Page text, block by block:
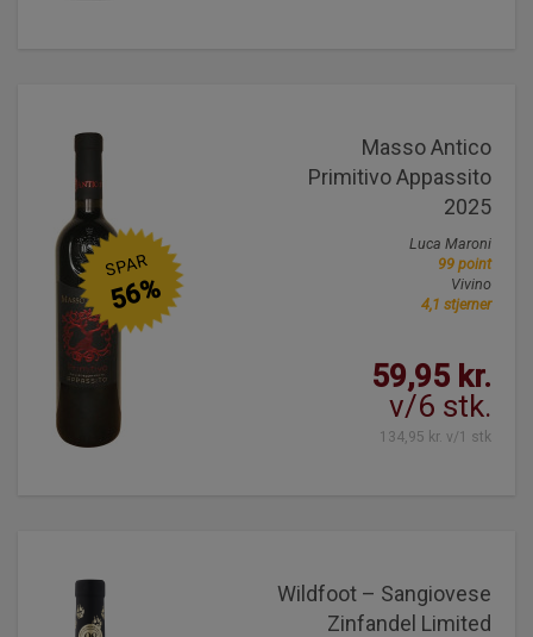
Masso Antico
Primitivo Appassito
2025
Luca Maroni
99 point
Vivino
4,1 stjerner
59,95 kr.
v/6 stk.
134,95 kr. v/1 stk
SPAR
56%
Wildfoot – Sangiovese
Zinfandel Limited